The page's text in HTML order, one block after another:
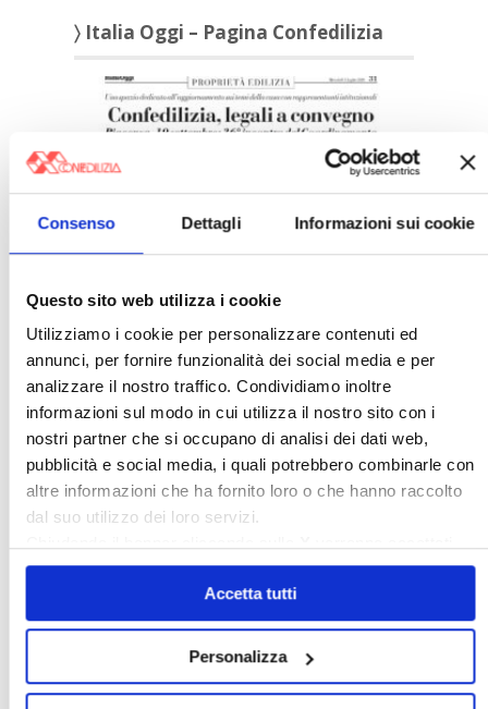
Consenso Dettagli Informazioni sui cookie
Questo sito web utilizza i cookie
Utilizziamo i cookie per personalizzare contenuti ed
annunci, per fornire funzionalità dei social media e per
analizzare il nostro traffico. Condividiamo inoltre
informazioni sul modo in cui utilizza il nostro sito con i
nostri partner che si occupano di analisi dei dati web,
pubblicità e social media, i quali potrebbero combinarle con
altre informazioni che ha fornito loro o che hanno raccolto
dal suo utilizzo dei loro servizi.
solo i cookie necessari.
Accetta tutti
Personalizza
〉 Italia Oggi – Pagina Confedilizia
Italia Oggi – Luglio 2026
〉 Notizie e Banche dati